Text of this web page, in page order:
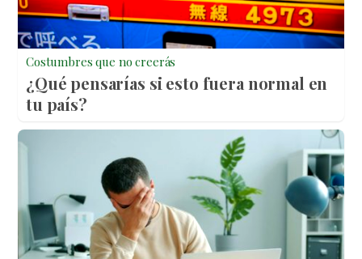
Costumbres que no creerás
¿Qué pensarías si esto fuera normal en
tu país?